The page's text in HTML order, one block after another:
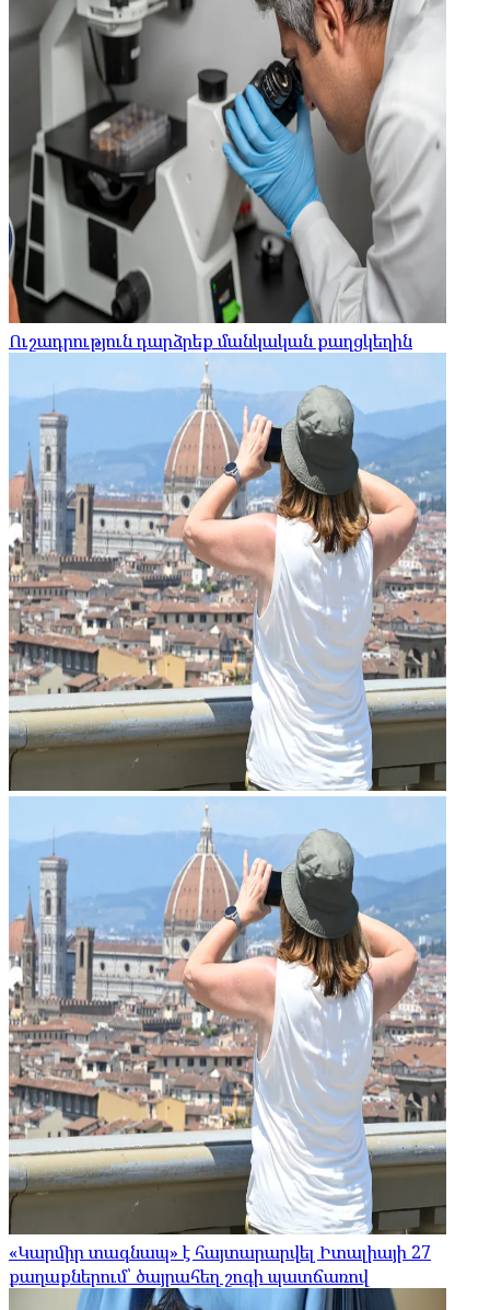
Ուշադրություն դարձրեք մանկական քաղցկեղին
«Կարմիր տագնապ» է հայտարարվել Իտալիայի 27
քաղաքներում՝ ծայրահեղ շոգի պատճառով